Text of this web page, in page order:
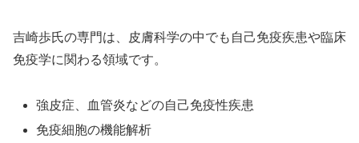
吉崎歩氏の専門は、皮膚科学の中でも自己免疫疾患や臨床
免疫学に関わる領域です。
強皮症、血管炎などの自己免疫性疾患
免疫細胞の機能解析